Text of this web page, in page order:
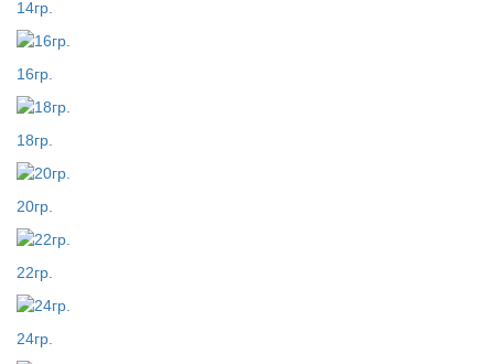
14гр.
16гр.
18гр.
20гр.
22гр.
24гр.